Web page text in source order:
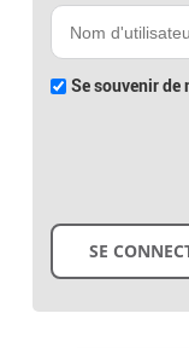
Se souvenir de